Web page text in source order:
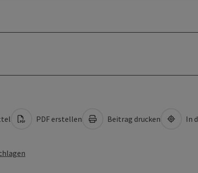
PDF erstellen Beitrag drucken In